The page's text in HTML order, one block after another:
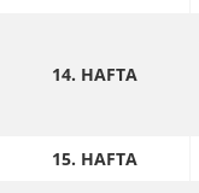
14. HAFTA
15. HAFTA